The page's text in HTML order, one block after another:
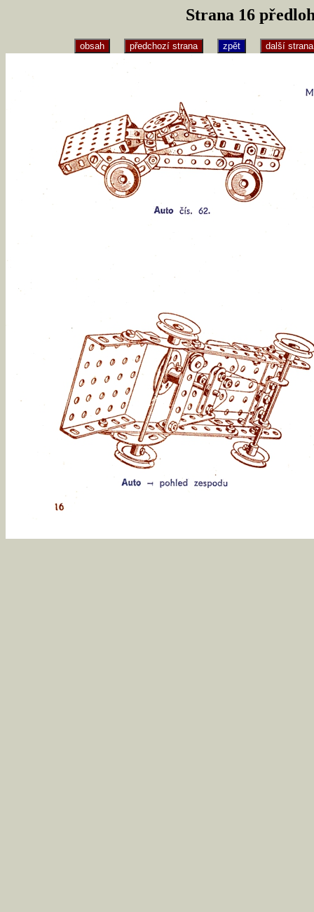
Strana 16
obsah předchozí strana zpět další strana